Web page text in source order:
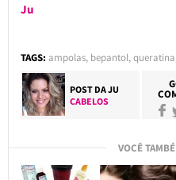
Ju
TAGS: ampolas, bepantol,queratina
POST DAJU
CABELOS
VOCÊ